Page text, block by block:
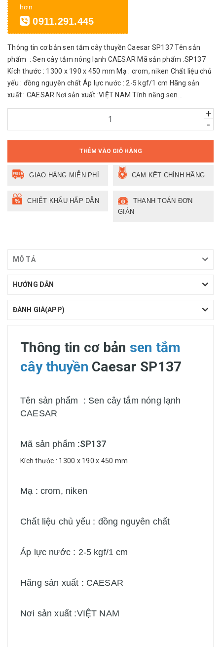
hơn
0911.291.445
Thông tin cơ bản sen tắm cây thuyền Caesar SP137 Tên sản
phẩm : Sen cây tắm nóng lạnh CAESAR Mã sản phẩm :SP137
Kích thước : 1300 x 190 x 450 mm Mạ : crom, niken Chất liệu chủ
yếu : đồng nguyên chất Áp lực nước : 2-5 kgf/1 cm Hãng sản
xuất : CAESAR Nơi sản xuất :VIỆT NAM Tính năng sen...
+
-
THÊM VÀO GIỎ HÀNG
GIAO HÀNG MIỄN PHÍ CAM KẾT CHÍNH HÃNG
CHIẾT KHẤU HẤP DẪN
THANH TOÁN ĐƠN
GIẢN
MÔ TẢ
HƯỚNG DẪN
ĐÁNH GIÁ(APP)
Thông tin cơ bản sen tắm
cây thuyền Caesar SP137
Tên sản phẩm : Sen cây tắm nóng lạnh
CAESAR
Mã sản phẩm :SP137
Kích thước : 1300 x 190 x 450 mm
Mạ : crom, niken
Chất liệu chủ yếu : đồng nguyên chất
Áp lực nước : 2-5 kgf/1 cm
Hãng sản xuất : CAESAR
Nơi sản xuất :VIỆT NAM